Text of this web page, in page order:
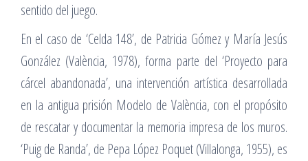
sentido del juego.
En el caso de ‘Celda 148’, de Patricia Gómez y María Jesús
González (València, 1978), forma parte del ‘Proyecto para
cárcel abandonada’, una intervención artística desarrollada
en la antigua prisión Modelo de València, con el propósito
de rescatar y documentar la memoria impresa de los muros.
‘Puig de Randa’, de Pepa López Poquet (Villalonga, 1955), es